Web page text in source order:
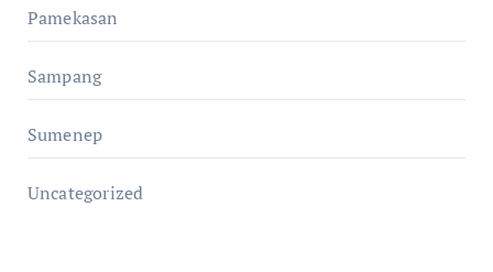
Pamekasan
Sampang
Sumenep
Uncategorized